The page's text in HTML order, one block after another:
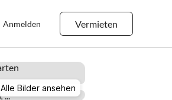
Vermieten
Anmelden
Alle Bilder ansehen